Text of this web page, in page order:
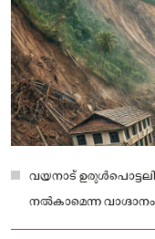
വയനാട്
നല്‍കാമെന്ന
സഹായമൊന്നും ഇതുവരെ